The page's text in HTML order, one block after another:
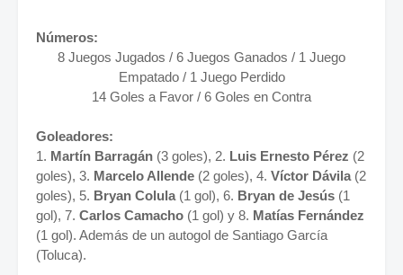
Números:
8 Juegos Jugados / 6 Juegos Ganados / 1 Juego
Empatado / 1 Juego Perdido
14 Goles a Favor / 6 Goles en Contra
Goleadores:
1. Martín Barragán (3 goles), 2. Luis Ernesto Pérez (2
goles), 3. Marcelo Allende (2 goles), 4. Víctor Dávila(2
goles), 5. Bryan Colula (1 gol), 6. Bryan de Jesús (1
gol), 7. Carlos Camacho (1 gol) y 8. Matías Fernández
(1 gol). Además de un autogol de Santiago García
(Toluca).